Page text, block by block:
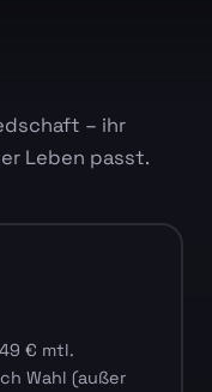
– ihr
Leben passt.
€ mtl.
Wahl (außer